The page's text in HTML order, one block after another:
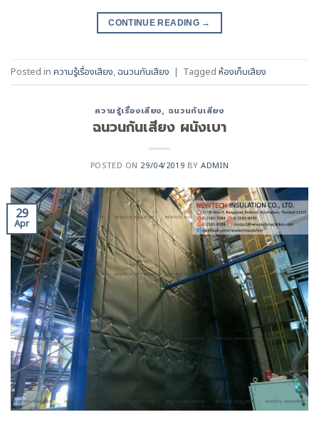
CONTINUE READING →
Posted in ความรู้เรื่องเสียง,ฉนวนกันเสียง | Tagged ห้องเก็บเสียง
ความรู้เรื่องเสียง, ฉนวนกันเสียง
ฉนวนกันเสียง ผนังเบา
POSTED ON 29/04/2019 BYADMIN
29
Apr